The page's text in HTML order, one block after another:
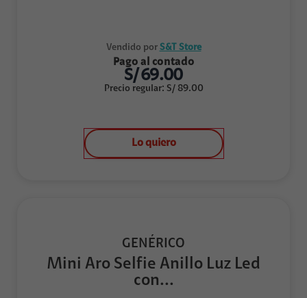
Vendido por S&T Store
Pago al contado
S/69.00
Precio regular: S/ 89.00
Lo quiero
GENÉRICO
Mini Aro Selfie Anillo Luz Led
con...